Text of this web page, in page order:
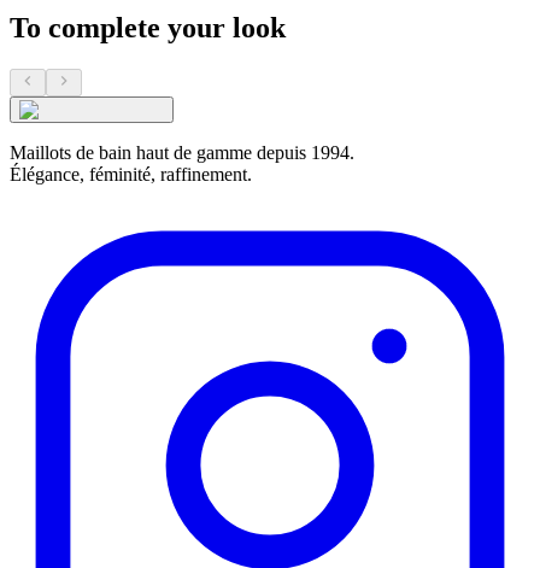
To complete your look
Maillots de bain haut de gamme depuis 1994.
Élégance, féminité, raffinement.